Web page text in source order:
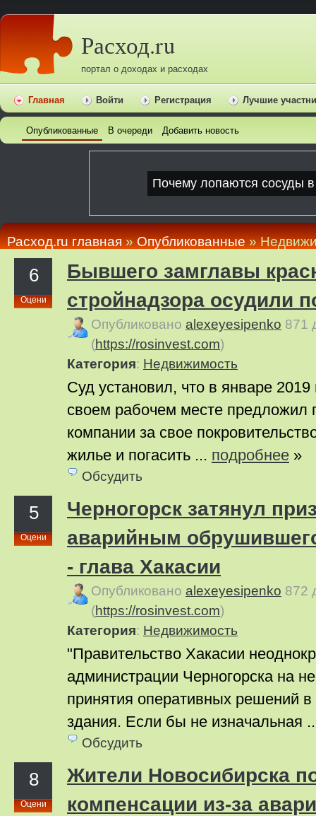
Расход.ru
портал о доходах и расходах
Главная Войти Регистрация Лучшие
Опубликованные В очереди Добавить новость
Расход.ru главная»Опубликованные»
6
Оцени
Бывшего замглавы
стройнадзора осудили
Опубликовано alexeyesipenko 871
(https://rosinvest.com)
Категория: Недвижимость
Суд установил, что в январе
своем рабочем месте предложил
компании за свое
жилье и погасить ... подробнее »
Обсудить
5
Оцени
Черногорск затянул
аварийным
- глава Хакасии
Опубликовано alexeyesipenko 872
(https://rosinvest.com)
Категория: Недвижимость
"Правительство Хакасии
администрации Черногорска на
принятия оперативных решений
здания. Если бы не изначальная
Обсудить
8
Оцени
Жители Новосибирска
компенсации из-за